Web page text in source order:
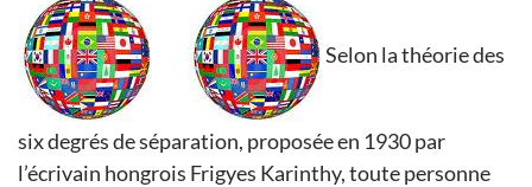
Selon la théorie des
six degrés de séparation, proposée en 1930 par
l’écrivain hongrois Frigyes Karinthy, toute personne